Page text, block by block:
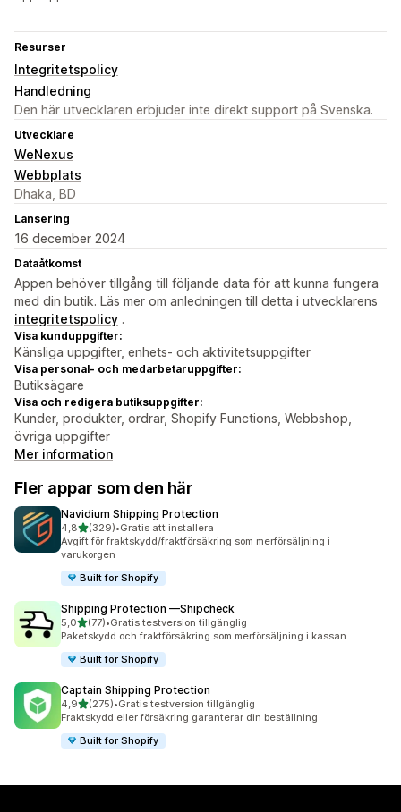
Resurser
Integritetspolicy
Handledning
Den här utvecklaren erbjuder inte direkt support på Svenska.
Utvecklare
WeNexus
Webbplats
Dhaka, BD
Lansering
16 december 2024
Dataåtkomst
Appen behöver tillgång till följande data för att kunna fungera
med din butik. Läs mer om anledningen till detta i utvecklarens
integritetspolicy .
Visa kunduppgifter:
Känsliga uppgifter, enhets- och aktivitetsuppgifter
Visa personal- och medarbetaruppgifter:
Butiksägare
Visa och redigera butiksuppgifter:
Kunder, produkter, ordrar, Shopify Functions, Webbshop,
övriga uppgifter
Mer information
Fler appar som den här
Navidium Shipping Protection
4,8av 5 stjärnor
(329)
329 recensioner totalt
•Gratis att installera
Avgift för fraktskydd/fraktförsäkring som merförsäljning i
varukorgen
Built for Shopify
Shipping Protection —Shipcheck
5,0av 5 stjärnor
(77)
77 recensioner totalt
•Gratis testversion tillgänglig
Paketskydd och fraktförsäkring som merförsäljning i kassan
Built for Shopify
Captain Shipping Protection
4,9av 5 stjärnor
(275)
275 recensioner totalt
•Gratis testversion tillgänglig
Fraktskydd eller försäkring garanterar din beställning
Built for Shopify